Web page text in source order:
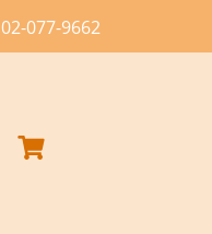
02-077-9662